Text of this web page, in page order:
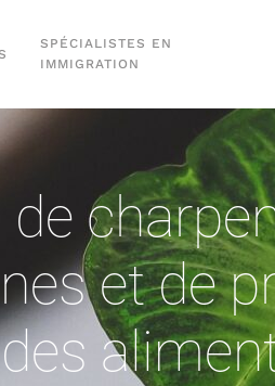
SPÉCIALISTES EN
IMMIGRATION
et de